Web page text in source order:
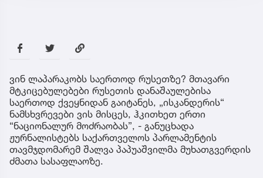
ვინ ლაპარაკობს საერთოდ რუსეთზე? მთავარი
მტკიცებულებები რუსეთის დანაშაულებისა
საერთოდ ქვეყნიდან გაიტანეს, „ისკანდერის“
ნამსხვრევები ვის მისცეს, ჰკითხეთ ერთი
“ნაციონალურ მოძრაობას”, - განუცხადა
ჟურნალისტებს საქართველოს პარლამენტის
თავმჯდომარემ შალვა პაპუაშვილმა მუხათგვერდის
ძმათა სასაფლაოზე.